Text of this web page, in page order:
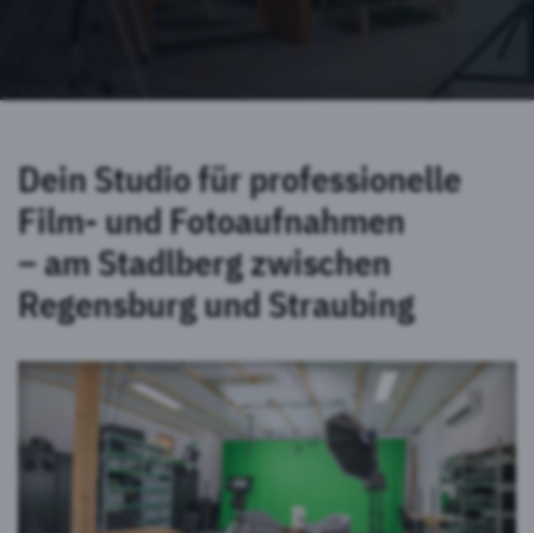
Dein Studio für professionelle
Film- und Fotoaufnahmen
– am Stadlberg zwischen
Regensburg und Straubing